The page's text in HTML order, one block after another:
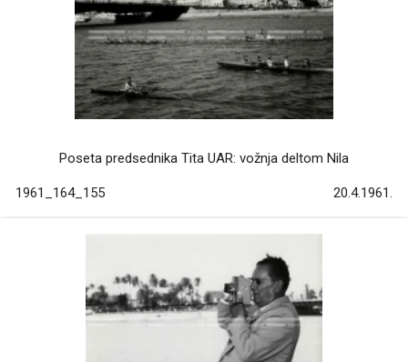
Poseta predsednika Tita UAR: vožnja deltom Nila
1961_164_155 20.4.1961.